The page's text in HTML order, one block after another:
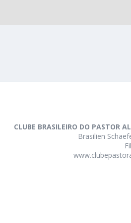
CLUBE BRASILEIRO DO PASTOR
Brasilien